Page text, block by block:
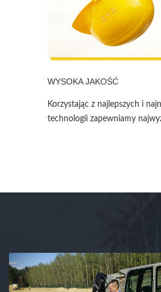
WYSOKA JAKOŚĆ
Korzystając z najlepszych i
technologii zapewniamy